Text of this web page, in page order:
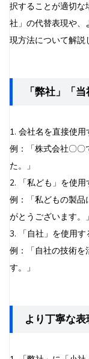
択することが適切な
社」の代替表現や、
現方法について解説
「弊社」「
1. 会社名を直接使用
例：「株式会社〇〇
た。」
2. 「私ども」を使用
例：「私どもの製品
がとうございます。」
3. 「自社」を使用す
例：「自社の技術を
す。」
より丁寧な表